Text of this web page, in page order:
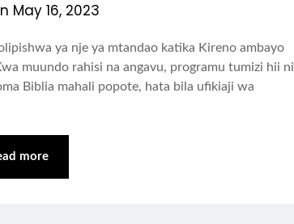
May 16, 2023
ya nje ya mtandao katika Kireno ambayo
muundo rahisi na angavu, programu tumizi hii ni
Biblia mahali popote, hata bila ufikiaji wa
more